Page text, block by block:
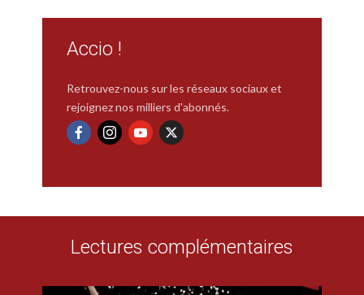
Accio !
Retrouvez-nous sur les réseaux sociaux et
rejoignez nos milliers d'abonnés.
Lectures complémentaires